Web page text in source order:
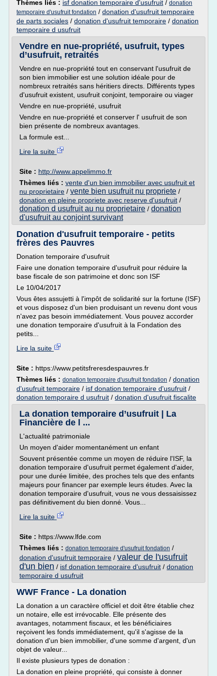
Thèmes liés : isf donation temporaire d'usufruit / donation
temporaire d'usufruit fondation / donation d'usufruit temporaire
de parts sociales / donation d'usufruit temporaire / donation
temporaire d usufruit
Vendre en nue-propriété, usufruit, types
d’usufruit, retraités
Vendre en nue-propriété tout en conservant l'usufruit de
son bien immobilier est une solution idéale pour de
nombreux retraités sans héritiers directs. Différents types
d'usufruit existent, usufruit conjoint, temporaire ou viager
Vendre en nue-propriété, usufruit
Vendre en nue-propriété et conserver l' usufruit de son
bien présente de nombreux avantages.
La formule est...
Lire la suite
Site : http://www.appelimmo.fr
Thèmes liés : vente d'un bien immobilier avec usufruit et
nu proprietaire / vente bien usufruit nu propriete /
donation en pleine propriete avec reserve d'usufruit /
donation d usufruit au nu proprietaire / donation
d'usufruit au conjoint survivant
Donation d'usufruit temporaire - petits
frères des Pauvres
Donation temporaire d'usufruit
Faire une donation temporaire d'usufruit pour réduire la
base fiscale de son patrimoine et donc son ISF
Le 10/04/2017
Vous êtes assujetti à l'impôt de solidarité sur la fortune (ISF)
et vous disposez d'un bien produisant un revenu dont vous
n'avez pas besoin immédiatement. Vous pouvez accorder
une donation temporaire d'usufruit à la Fondation des
petits...
Lire la suite
Site : https://www.petitsfreresdespauvres.fr
Thèmes liés : donation temporaire d'usufruit fondation / donation
d'usufruit temporaire / isf donation temporaire d'usufruit /
donation temporaire d usufruit / donation d'usufruit fiscalite
La donation temporaire d’usufruit | La
Financière de l ...
L'actualité patrimoniale
Un moyen d'aider momentanément un enfant
Souvent présentée comme un moyen de réduire l'ISF, la
donation temporaire d'usufruit permet également d'aider,
pour une durée limitée, des proches tels que des enfants
majeurs pour financer par exemple leurs études. Avec la
donation temporaire d'usufruit, vous ne vous dessaisissez
pas définitivement du bien donné. Vous...
Lire la suite
Site : https://www.lfde.com
Thèmes liés : donation temporaire d'usufruit fondation /
donation d'usufruit temporaire / valeur de l'usufruit
d'un bien / isf donation temporaire d'usufruit / donation
temporaire d usufruit
WWF France - La donation
La donation a un caractère officiel et doit être établie chez
un notaire, elle est irrévocable. Elle présente des
avantages, notamment fiscaux, et les bénéficiaires
reçoivent les fonds immédiatement, qu'il s'agisse de la
donation d'un bien immobilier, d'une somme d'argent, d'un
objet de valeur...
Il existe plusieurs types de donation :
La donation en pleine propriété, qui consiste à donner